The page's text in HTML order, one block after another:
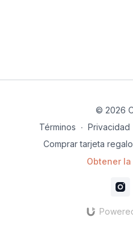
© 2026
Términos ∙ Privacidad
Comprar tarjeta regalo
Obtener